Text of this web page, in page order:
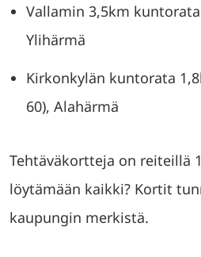
Vallamin 3,5km
Ylihärmä
Kirkonkylän kuntorata
60), Alahärmä
Tehtäväkortteja on reiteillä
löytämään kaikki? Kortit
kaupungin merkistä.